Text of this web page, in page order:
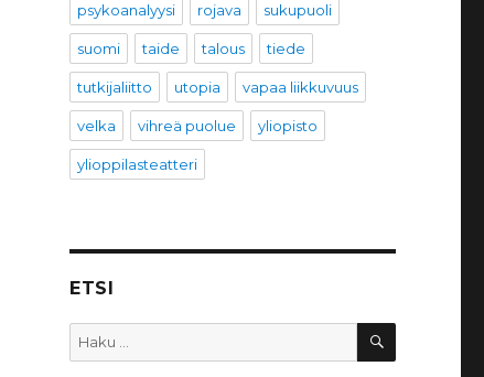
psykoanalyysi rojava sukupuoli
suomi taide talous tiede
tutkijaliitto utopia vapaa liikkuvuus
velka vihreä puolue yliopisto
ylioppilasteatteri
ETSI
Etsi: HAKU